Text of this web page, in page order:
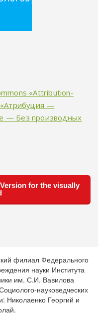
«Attribution-
—
— Без производных
for the visually
филиал Федерального
науки Института
им. С.И. Вавилова
науковедческих
Николаенко Георгий и